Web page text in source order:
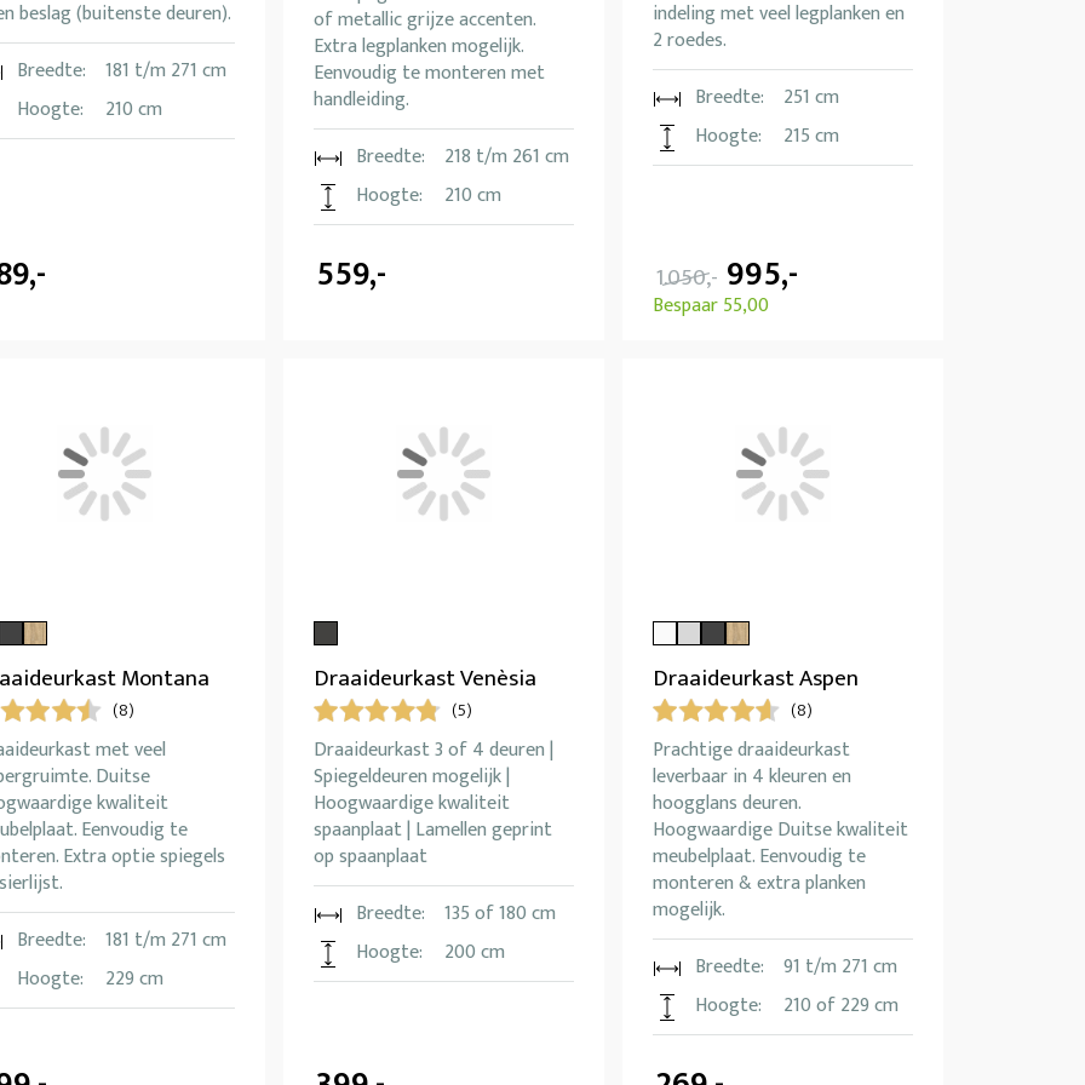
beslag (buitenste deuren).
Breedte:
181 t/m 271 cm
Hoogte:
210 cm
of metallic grijze accenten.
Extra legplanken mogelijk.
Eenvoudig te monteren met
handleiding.
Breedte:
218 t/m 261 cm
Hoogte:
210 cm
559,-
indeling met veel legplanken en
2 roedes.
Breedte:
251 cm
Hoogte:
215 cm
1.050,- 995,-
Bespaar 55,00
Montana
(8)
met veel
Duitse
kwaliteit
Eenvoudig te
Extra optie spiegels
Breedte:
181 t/m 271 cm
Hoogte:
229 cm
Draaideurkast Venèsia
(5)
Draaideurkast 3 of 4 deuren |
Spiegeldeuren mogelijk |
Hoogwaardige kwaliteit
spaanplaat | Lamellen geprint
op spaanplaat
Breedte:
135 of 180 cm
Hoogte:
200 cm
Draaideurkast Aspen
(8)
Prachtige draaideurkast
leverbaar in 4 kleuren en
hoogglans deuren.
Hoogwaardige Duitse kwaliteit
meubelplaat. Eenvoudig te
monteren & extra planken
mogelijk.
Breedte:
91 t/m 271 cm
Hoogte:
210 of 229 cm